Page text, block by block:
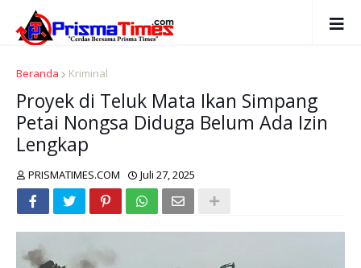
Beranda Kriminal
Proyek di Teluk Mata Ikan Simpang
Petai Nongsa Diduga Belum Ada Izin
Lengkap
PRISMATIMES.COM Juli 27, 2025